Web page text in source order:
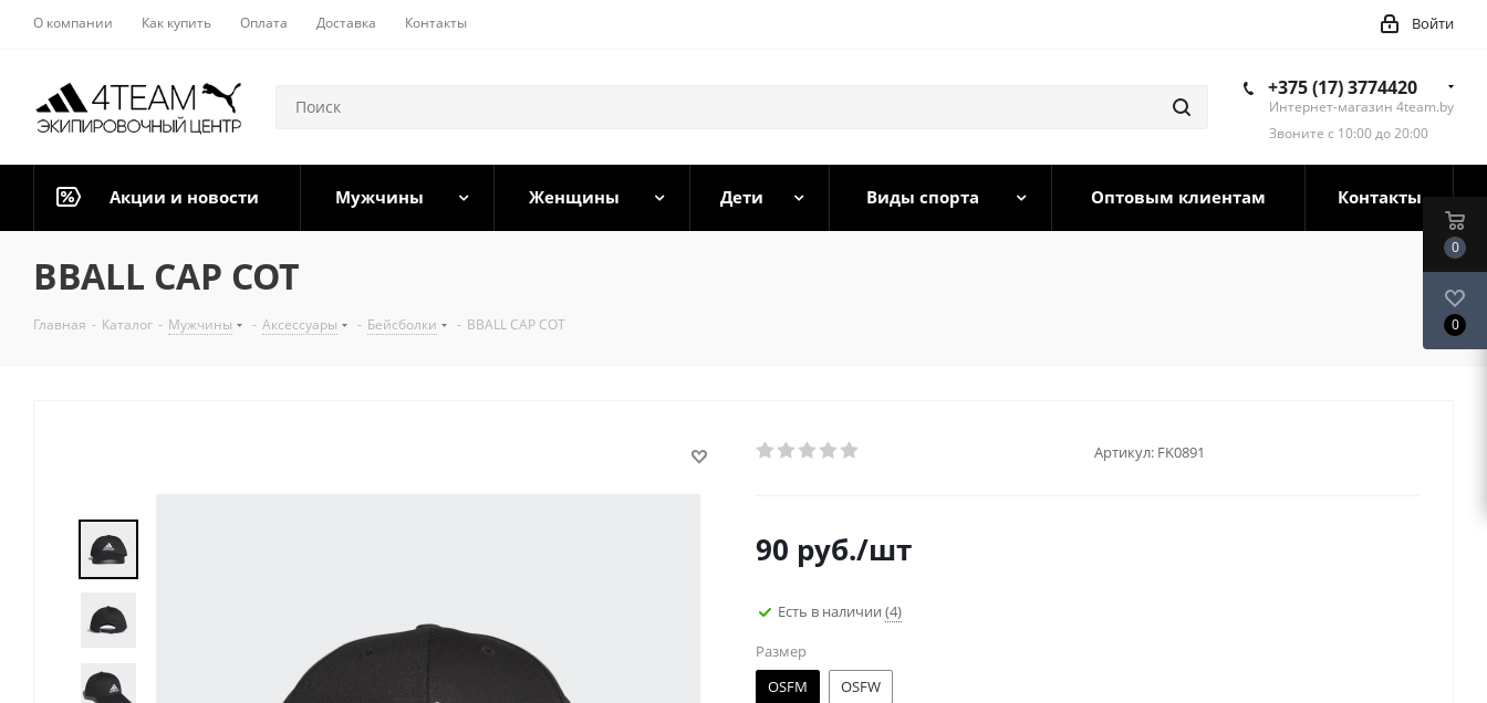
О компании Как купить Оплата Доставка Контакты Войти
+375 (17) 3774420
Интернет-магазин 4team.by
Звоните с 10:00 до 20:00
Акции и новости Мужчины Женщины Дети Виды спорта Оптовым клиентам Контакты
BBALL CAP COT
Главная - Каталог - Мужчины - Аксессуары - Бейсболки - BBALL CAP COT
Артикул: FK0891
90 руб./шт
Есть в наличии (4)
Размер
OSFM
OSFW
0
0